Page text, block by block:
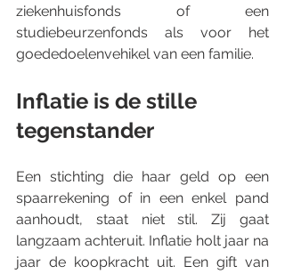
ziekenhuisfonds of een
studiebeurzenfonds als voor het
goededoelenvehikel van een familie.
Inflatie is de stille
tegenstander
Een stichting die haar geld op een
spaarrekening of in een enkel pand
aanhoudt, staat niet stil. Zij gaat
langzaam achteruit. Inflatie holt jaar na
jaar de koopkracht uit. Een gift van